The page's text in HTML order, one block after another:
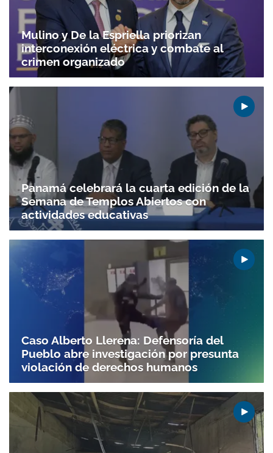
Gracias por suscribirte a nuestro boletín.
Mulino y De la Espriella priorizan
interconexión eléctrica y combate al
crimen organizado
Panamá celebrará la cuarta edición de la
Semana de Templos Abiertos con
actividades educativas
Caso Alberto Llerena: Defensoría del
Pueblo abre investigación por presunta
violación de derechos humanos